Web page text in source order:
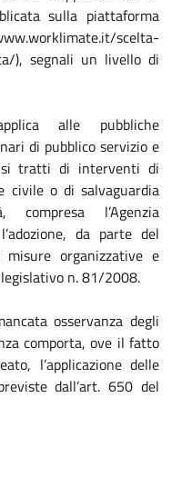
sulla piattaforma
scelta-
), segnali un livello di
alle pubbliche
di pubblico servizio e
si tratti di interventi di
civile o di salvaguardia
compresa l’Agenzia
da parte del
organizzative e
n. 81/2008.
osservanza degli
comporta, ove il fatto
l’applicazione delle
dall’art. 650 del